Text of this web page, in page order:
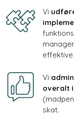
Vi
Vi
overalt
skat.